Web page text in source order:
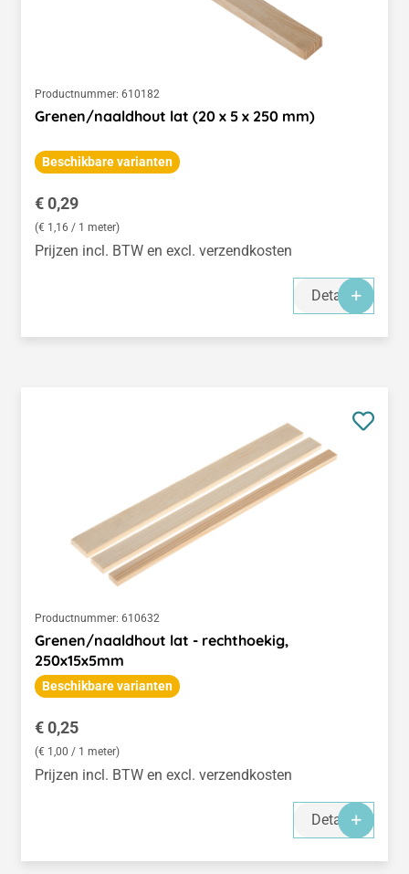
Productnummer: 610182
Grenen/naaldhout lat (20 x 5 x 250 mm)
Beschikbare varianten
Normale prijs:
€ 0,29
(€ 1,16 / 1 meter)
Prijzen incl. BTW en excl. verzendkosten
Details
Productnummer: 610632
Grenen/naaldhout lat - rechthoekig,
250x15x5mm
Beschikbare varianten
Normale prijs:
€ 0,25
(€ 1,00 / 1 meter)
Prijzen incl. BTW en excl. verzendkosten
Details